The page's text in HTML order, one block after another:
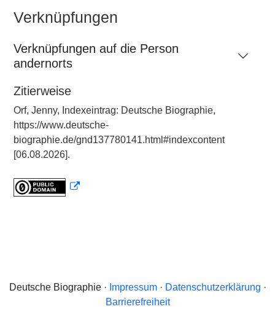
Verknüpfungen
Verknüpfungen auf die Person
andernorts
Zitierweise
Orf, Jenny, Indexeintrag: Deutsche Biographie,
https://www.deutsche-
biographie.de/gnd137780141.html#indexcontent
[06.08.2026].
Deutsche Biographie · Impressum· Datenschutzerklärung ·
Barrierefreiheit